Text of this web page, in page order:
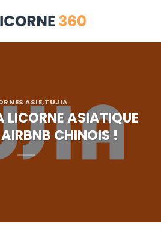
ASIE,TUJIA
LICORNE ASIATIQUE
CHINOIS !